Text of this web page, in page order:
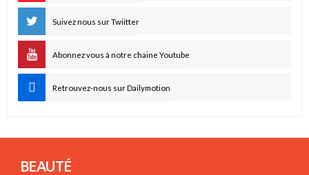
Suivez nous sur Twiitter
Abonnez vous à notre chaine Youtube
Retrouvez-nous sur Dailymotion
BEAUTÉ